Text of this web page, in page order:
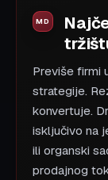
Previše firmi
strategije.
konvertuje.
isključivo na
ili organski
prodajnog